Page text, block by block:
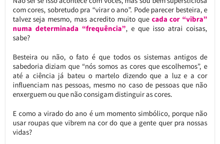
com cores, sobretudo pra “virar o ano”. Pode parecer besteira, e
talvez seja mesmo, mas acredito muito que cada cor “vibra”
numa determinada “frequência”, e que isso atrai coisas,
sabe?
Besteira ou não, o fato é que todos os sistemas antigos de
sabedoria diziam que “nós somos as cores que escolhemos”, e
até a ciência já bateu o martelo dizendo que a luz e a cor
influenciam nas pessoas, mesmo no caso de pessoas que não
enxerguem ou que não consigam distinguir as cores.
E como a virado do ano é um momento simbólico, porque não
usar roupas que vibrem na cor do que a gente quer pra nossas
vidas?